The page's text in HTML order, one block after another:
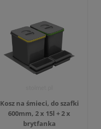
Kosz na śmieci, do szafki
600mm, 2 x 15l + 2 x
brytfanka